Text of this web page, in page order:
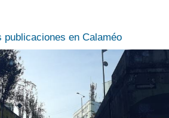
publicaciones en Calaméo